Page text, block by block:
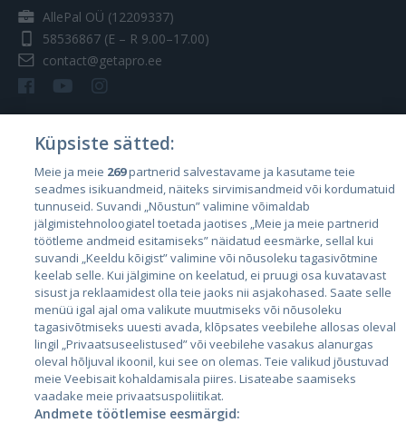
AllePal OÜ (12209337)
58536867 (E – R 9.00–17.00)
contact@getapro.ee
Riigid
Eesti
Läti
Leedu
City24.lv CVbankas.lt
Küpsiste sätted:
Meie ja meie 269partnerid salvestavame ja kasutame teie
seadmes isikuandmeid, näiteks sirvimisandmeid või kordumatuid
tunnuseid. Suvandi „Nõustun” valimine võimaldab
jälgimistehnoloogiatel toetada jaotises „Meie ja meie partnerid
töötleme andmeid esitamiseks” näidatud eesmärke, sellal kui
suvandi „Keeldu kõigist” valimine või nõusoleku tagasivõtmine
keelab selle. Kui jälgimine on keelatud, ei pruugi osa kuvatavast
sisust ja reklaamidest olla teie jaoks nii asjakohased. Saate selle
menüü igal ajal oma valikute muutmiseks või nõusoleku
tagasivõtmiseks uuesti avada, klõpsates veebilehe allosas oleval
lingil „Privaatsuseelistused” või veebilehe vasakus alanurgas
oleval hõljuval ikoonil, kui see on olemas. Teie valikud jõustuvad
meie Veebisait kohaldamisala piires. Lisateabe saamiseks
vaadake meie privaatsuspoliitikat.
Andmete töötlemise eesmärgid: